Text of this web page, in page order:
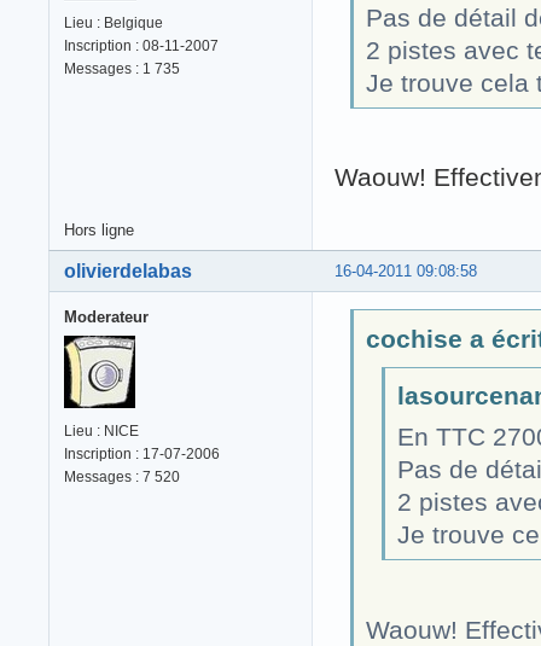
Lieu : Belgique
Inscription : 08-11-2007
Messages : 1 735
Pas de détail
2 pistes avec
Je trouve cela
Waouw!
Hors ligne
16-04-2011 09:08:58
olivierdelabas
Moderateur
Lieu : NICE
Inscription : 17-07-2006
Messages : 7 520
cochise a
En TTC
Pas de
2 pistes
Je trouve
Waouw!